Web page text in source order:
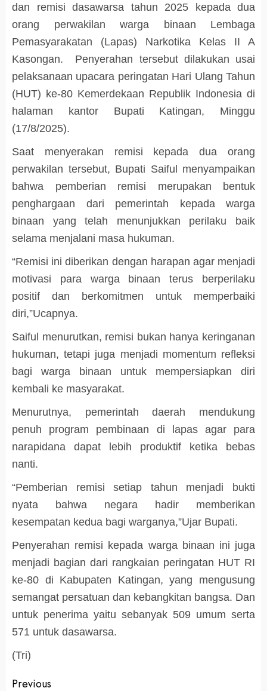
dan remisi dasawarsa tahun 2025 kepada dua
orang perwakilan warga binaan Lembaga
Pemasyarakatan (Lapas) Narkotika Kelas II A
Kasongan. Penyerahan tersebut dilakukan usai
pelaksanaan upacara peringatan Hari Ulang Tahun
(HUT) ke-80 Kemerdekaan Republik Indonesia di
halaman kantor Bupati Katingan, Minggu
(17/8/2025).
Saat menyerakan remisi kepada dua orang
perwakilan tersebut, Bupati Saiful menyampaikan
bahwa pemberian remisi merupakan bentuk
penghargaan dari pemerintah kepada warga
binaan yang telah menunjukkan perilaku baik
selama menjalani masa hukuman.
“Remisi ini diberikan dengan harapan agar menjadi
motivasi para warga binaan terus berperilaku
positif dan berkomitmen untuk memperbaiki
diri,”Ucapnya.
Saiful menurutkan, remisi bukan hanya keringanan
hukuman, tetapi juga menjadi momentum refleksi
bagi warga binaan untuk mempersiapkan diri
kembali ke masyarakat.
Menurutnya, pemerintah daerah mendukung
penuh program pembinaan di lapas agar para
narapidana dapat lebih produktif ketika bebas
nanti.
“Pemberian remisi setiap tahun menjadi bukti
nyata bahwa negara hadir memberikan
kesempatan kedua bagi warganya,”Ujar Bupati.
Penyerahan remisi kepada warga binaan ini juga
menjadi bagian dari rangkaian peringatan HUT RI
ke-80 di Kabupaten Katingan, yang mengusung
semangat persatuan dan kebangkitan bangsa. Dan
untuk penerima yaitu sebanyak 509 umum serta
571 untuk dasawarsa.
(Tri)
Previous